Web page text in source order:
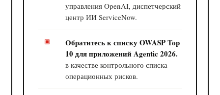
управления OpenAI, диспетчерский
центр ИИ ServiceNow.
Обратитесь к списку OWASP Top
10 для приложений Agentic 2026.
в качестве контрольного списка
операционных рисков.